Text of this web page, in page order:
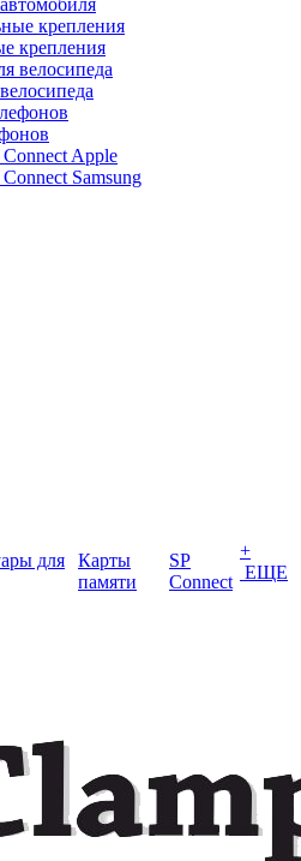
крепления
Apple
Samsung
для
Карты
памяти
SP
Connect
+
ЕЩЕ